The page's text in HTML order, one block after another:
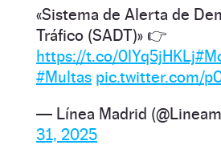
«Sistema de Alerta de
Tráfico (SADT)» 👉
https://t.co/0lYq5jHKLj
#Multas pic.twitter.com/
— Línea Madrid
31, 2025